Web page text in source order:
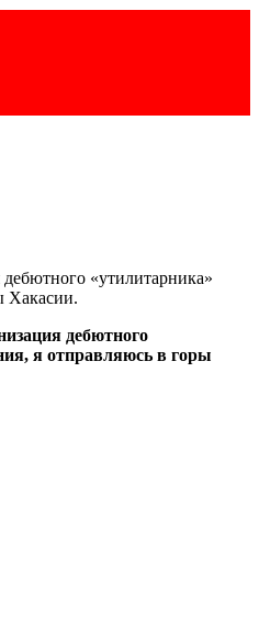
«утилитарника»
Хакасии.
дебютного
я отправляюсь в горы